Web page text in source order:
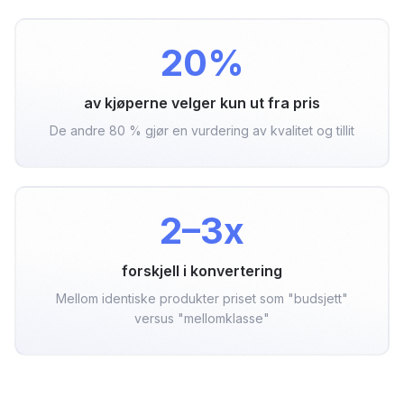
20%
av kjøperne velger kun ut fra pris
De andre 80 % gjør en vurdering av kvalitet og tillit
2–3x
forskjell i konvertering
Mellom identiske produkter priset som "budsjett"
versus "mellomklasse"